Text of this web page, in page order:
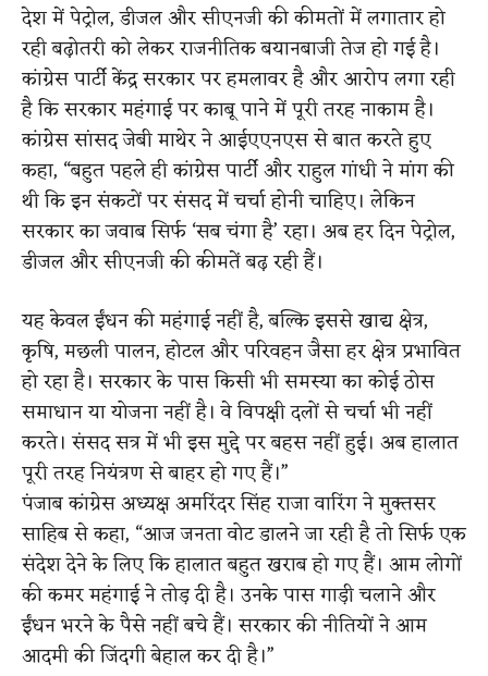
देश में पेट्रोल, डीजल और सीएनजी की कीमतों में लगातार हो
रही बढ़ोतरी को लेकर राजनीतिक बयानबाजी तेज हो गई है।
कांग्रेस पार्टी केंद्र सरकार पर हमलावर है और आरोप लगा रही
है कि सरकार महंगाई पर काबू पाने में पूरी तरह नाकाम है।
कांग्रेस सांसद जेबी माथेर ने आईएएनएस से बात करते हुए
कहा, “बहुत पहले ही कांग्रेस पार्टी और राहुल गांधी ने मांग की
थी कि इन संकटों पर संसद में चर्चा होनी चाहिए। लेकिन
सरकार का जवाब सिर्फ ‘सब चंगा है’ रहा। अब हर दिन पेट्रोल,
डीजल और सीएनजी की कीमतें बढ़ रही हैं।
यह केवल ईंधन की महंगाई नहीं है, बल्कि इससे खाद्य क्षेत्र,
कृषि, मछली पालन, होटल और परिवहन जैसा हर क्षेत्र प्रभावित
हो रहा है। सरकार के पास किसी भी समस्या का कोई ठोस
समाधान या योजना नहीं है। वे विपक्षी दलों से चर्चा भी नहीं
करते। संसद सत्र में भी इस मुद्दे पर बहस नहीं हुई। अब हालात
पूरी तरह नियंत्रण से बाहर हो गए हैं।”
पंजाब कांग्रेस अध्यक्ष अमरिंदर सिंह राजा वारिंग ने मुक्तसर
साहिब से कहा, “आज जनता वोट डालने जा रही है तो सिर्फ एक
संदेश देने के लिए कि हालात बहुत खराब हो गए हैं। आम लोगों
की कमर महंगाई ने तोड़ दी है। उनके पास गाड़ी चलाने और
ईंधन भरने के पैसे नहीं बचे हैं। सरकार की नीतियों ने आम
आदमी की जिंदगी बेहाल कर दी है।”